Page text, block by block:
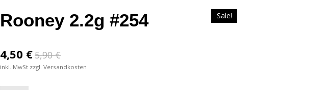
Rooney 2.2g #254 Sale!
4,50 €5,90 €
inkl. MwSt zzgl. Versandkosten